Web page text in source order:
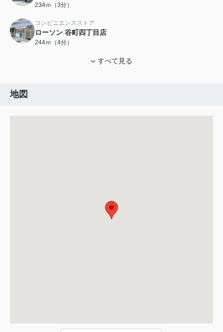
234ｍ（3分）
コンビニエンスストア
ローソン 谷町四丁目店
244ｍ（4分）
すべて見る
地図